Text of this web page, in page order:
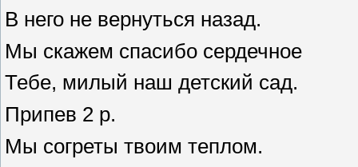
В него не вернуться назад.
Мы скажем спасибо сердечное
Тебе, милый наш детский сад.
Припев 2 р.
Мы согреты твоим теплом.